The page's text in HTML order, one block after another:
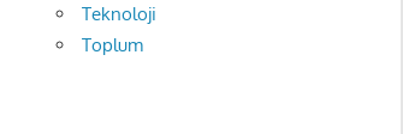
Teknoloji
Toplum